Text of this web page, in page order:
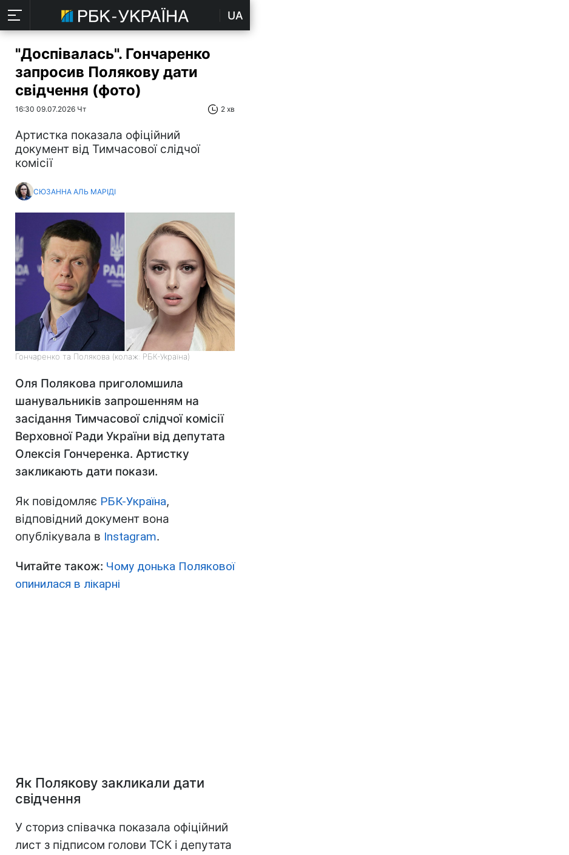
UA
"Доспівалась". Гончаренко
запросив Полякову дати
свідчення (фото)
16:30 09.07.2026 Чт 2 хв
Артистка показала офіційний
документ від Тимчасової слідчої
комісії
СЮЗАННА АЛЬ МАРІДІ
Гончаренко та Полякова (колаж: РБК-Україна)
Оля Полякова приголомшила
шанувальників запрошенням на
засідання Тимчасової слідчої комісії
Верховної Ради України від депутата
Олексія Гончеренка. Артистку
закликають дати покази.
Як повідомляє РБК-Україна,
відповідний документ вона
опублікувала в Instagram.
Читайте також: Чому донька Полякової
опинилася в лікарні
Як Полякову закликали дати
свідчення
У сториз співачка показала офіційний
лист з підписом голови ТСК і депутата